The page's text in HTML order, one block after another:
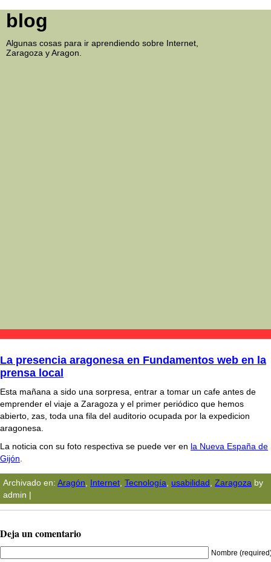
blog
Algunas cosas para ir aprendiendo sobre Internet,
Zaragoza y Aragon.
La presencia aragonesa en Fundamentos web en la
prensa local
Esta mañana a sido una sorpresa, entrar a tomar un cafe antes de
emprender el viaje a Zaragoza y el primer periódico que hemos
abierto, zas, toda una fila del auditorio ocupada por la expedicion
aragonesa.
La noticia con su foto respectiva se puede ver en la Nueva España de
Gijón
Archivado en: Aragón Internet Tecnologí­a usabilidad Zaragoza by
admin |
Deja un comentario
Nombre